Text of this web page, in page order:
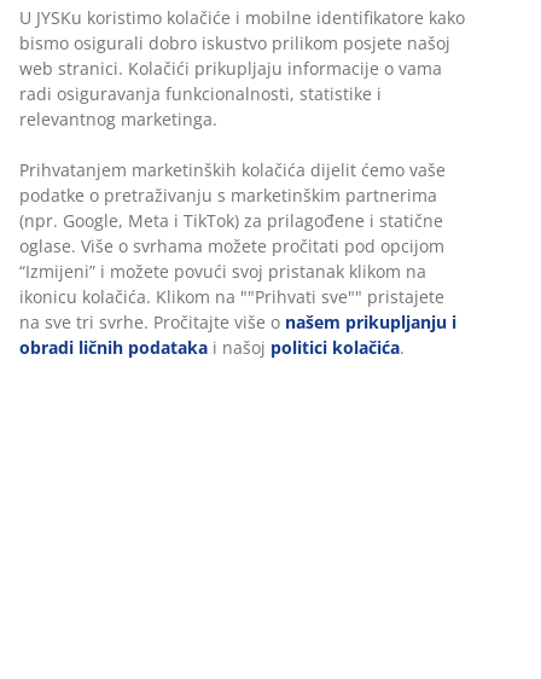
JYSK.fi: "Udobna i jako kvalitetna."
U JYSKu koristimo kolačiće i mobilne identifikatore kako
bismo osigurali dobro iskustvo prilikom posjete našoj
web stranici. Kolačići prikupljaju informacije o vama
radi osiguravanja funkcionalnosti, statistike i
relevantnog marketinga.
Prihvatanjem marketinških kolačića dijelit ćemo vaše
podatke o pretraživanju s marketinškim partnerima
(npr. Google, Meta i TikTok) za prilagođene i statične
oglase. Više o svrhama možete pročitati pod opcijom
“Izmijeni” i možete povući svoj pristanak klikom na
ikonicu kolačića. Klikom na ""Prihvati sve"" pristajete
na sve tri svrhe. Pročitajte više o našem prikupljanju i
obradi ličnih podataka i našoj politici kolačića.